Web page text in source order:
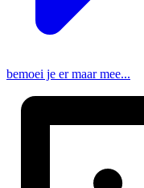
bemoei je er maar mee...